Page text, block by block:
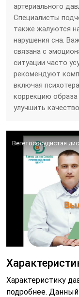
артериального
Специалисты
также жалуются
нарушения сна.
связана с
ситуации часто
рекомендуют
включая
коррекцию
улучшить
Характеристику
подробнее.